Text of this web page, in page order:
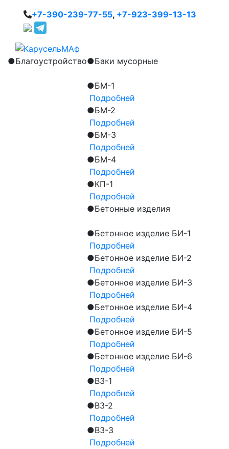
+7-390-239-77-55, +7-923-399-13-13
●Благоустройство●Баки мусорные
●БМ-1
Подробней
●БМ-2
Подробней
●БМ-3
Подробней
●БМ-4
Подробней
●КП-1
Подробней
●Бетонные изделия
●Бетонное изделие БИ-1
Подробней
●Бетонное изделие БИ-2
Подробней
●Бетонное изделие БИ-3
Подробней
●Бетонное изделие БИ-4
Подробней
●Бетонное изделие БИ-5
Подробней
●Бетонное изделие БИ-6
Подробней
●ВЗ-1
Подробней
●ВЗ-2
Подробней
●ВЗ-3
Подробней